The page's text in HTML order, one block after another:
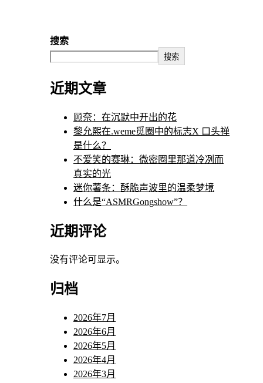
搜索
搜索
近期文章
顾奈：在沉默中开出的花
黎允熙在.weme觅圈中的标志X 口头禅
是什么？
不爱笑的赛琳：微密圈里那道冷冽而
真实的光
迷你薯条：酥脆声波里的温柔梦境
什么是“ASMRGongshow”？
近期评论
没有评论可显示。
归档
2026年7月
2026年6月
2026年5月
2026年4月
2026年3月